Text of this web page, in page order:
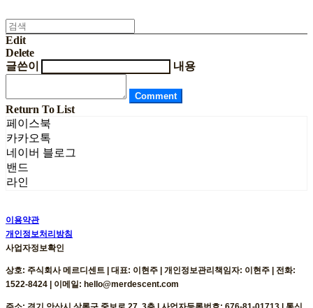
Edit
Delete
글쓴이
내용
Comment
Return To List
페이스북
카카오톡
네이버 블로그
밴드
라인
이용약관
개인정보처리방침
사업자정보확인
상호: 주식회사 메르디센트 | 대표: 이현주 | 개인정보관리책임자: 이현주 | 전화:
1522-8424 | 이메일: hello@merdescent.com